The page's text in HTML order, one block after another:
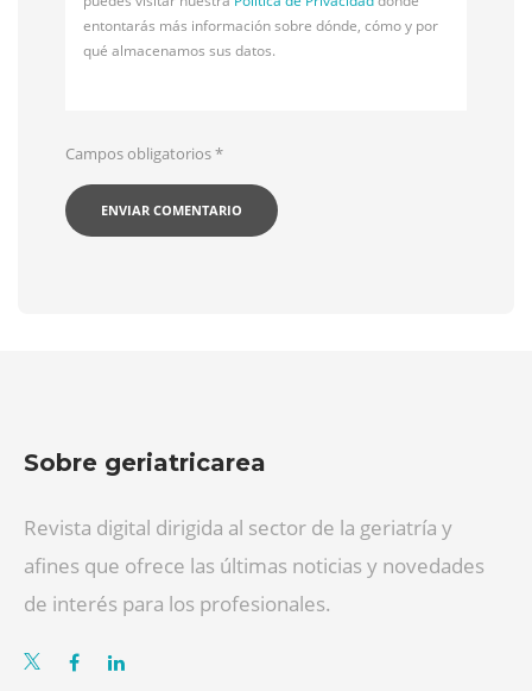
entontarás más información sobre dónde, cómo y por
qué almacenamos sus datos.
Campos obligatorios*
Sobre geriatricarea
Revista digital dirigida al sector de la geriatría y
afines que ofrece las últimas noticias y novedades
de interés para los profesionales.